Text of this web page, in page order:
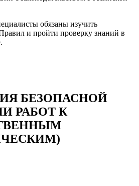
обязаны изучить
и пройти проверку знаний в
БЕЗОПАСНОЙ
РАБОТ К